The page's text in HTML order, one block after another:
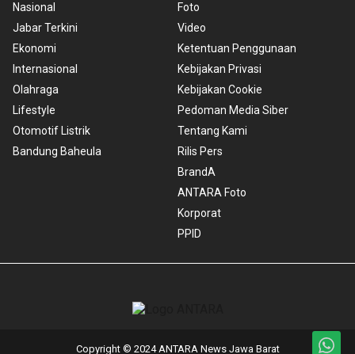
Nasional
Jabar Terkini
Ekonomi
Internasional
Olahraga
Lifestyle
Otomotif Listrik
Bandung Baheula
Foto
Video
Ketentuan Penggunaan
Kebijakan Privasi
Kebijakan Cookie
Pedoman Media Siber
Tentang Kami
Rilis Pers
BrandA
ANTARA Foto
Korporat
PPID
Copyright © 2024 ANTARA News Jawa Barat